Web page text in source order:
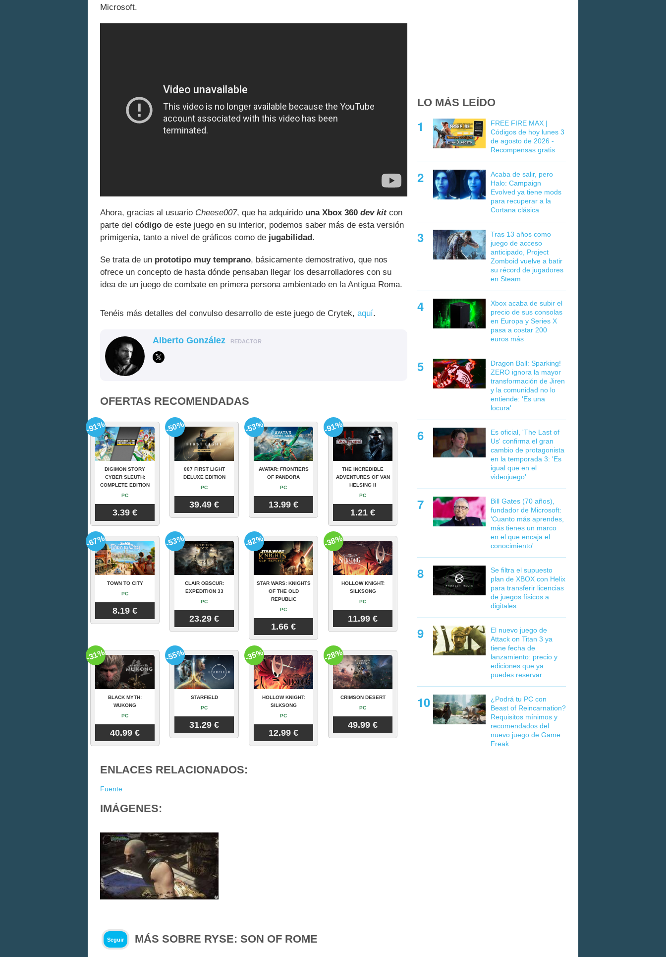
Microsoft.
Ahora, gracias al usuario Cheese007, que ha adquirido una Xbox 360 dev kitcon
parte del código de este juego en su interior, podemos saber más de esta versión
primigenia, tanto a nivel de gráficos como de jugabilidad.
Se trata de un prototipo muy temprano, básicamente demostrativo, que nos
ofrece un concepto de hasta dónde pensaban llegar los desarrolladores con su
idea de un juego de combate en primera persona ambientado en la Antigua Roma.
Tenéis más detalles del convulso desarrollo de este juego de Crytek, aquí.
Alberto González REDACTOR
OFERTAS RECOMENDADAS
DIGIMON STORY
CYBER SLEUTH:
COMPLETE EDITION
PC
3.39 €
-91%
007 FIRST LIGHT
DELUXE EDITION
PC
39.49 €
-50%
AVATAR: FRONTIERS
OF PANDORA
PC
13.99 €
-53%
THE INCREDIBLE
ADVENTURES OF VAN
HELSING II
PC
1.21 €
-91%
TOWN TO CITY
PC
8.19 €
-67%
CLAIR OBSCUR:
EXPEDITION 33
PC
23.29 €
-53%
STAR WARS: KNIGHTS
OF THE OLD
REPUBLIC
PC
1.66 €
-82%
HOLLOW KNIGHT:
SILKSONG
PC
11.99 €
-38%
BLACK MYTH:
WUKONG
PC
40.99 €
-31%
STARFIELD
PC
31.29 €
-55%
HOLLOW KNIGHT:
SILKSONG
PC
12.99 €
-35%
CRIMSON DESERT
PC
49.99 €
-28%
ENLACES RELACIONADOS:
Fuente
IMÁGENES:
Seguir MÁS SOBRE RYSE: SON OF ROME
LO MÁS LEÍDO
FREE FIRE MAX |
Códigos de hoy lunes 3
de agosto de 2026 -
Recompensas gratis
Acaba de salir, pero
Halo: Campaign
Evolved ya tiene mods
para recuperar a la
Cortana clásica
Tras 13 años como
juego de acceso
anticipado, Project
Zomboid vuelve a batir
su récord de jugadores
en Steam
Xbox acaba de subir el
precio de sus consolas
en Europa y Series X
pasa a costar 200
euros más
Dragon Ball: Sparking!
ZERO ignora la mayor
transformación de Jiren
y la comunidad no lo
entiende: 'Es una
locura'
Es oficial, 'The Last of
Us' confirma el gran
cambio de protagonista
en la temporada 3: 'Es
igual que en el
videojuego'
Bill Gates (70 años),
fundador de Microsoft:
'Cuanto más aprendes,
más tienes un marco
en el que encaja el
conocimiento'
Se filtra el supuesto
plan de XBOX con Helix
para transferir licencias
de juegos físicos a
digitales
El nuevo juego de
Attack on Titan 3 ya
tiene fecha de
lanzamiento: precio y
ediciones que ya
puedes reservar
¿Podrá tu PC con
Beast of Reincarnation?
Requisitos mínimos y
recomendados del
nuevo juego de Game
Freak